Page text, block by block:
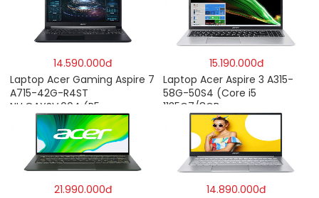
14.590.000đ
Laptop Acer Gaming Aspire 7
A715-42G-R4ST
NH.QAYSV.004 (R5
5500U/8GB RAM/256GB
SSD/15.6″FHD IPS/GTX1650
4GB/Win10) – Hàng chính
hãng
15.190.000đ
Laptop Acer Aspire 3 A315-
58G-50S4 (Core i5
1135G7/8GB
RAM/512GB/15.6″FHD/MX350
2GB/Win 10/Bạc)
21.990.000đ
14.890.000đ